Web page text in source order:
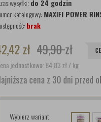
wysyłki: do 24 godzin
katalogowy: MAXIFI POWER
brak
zł 49,90zł
jednostkowa: 84,83zł/ kg
cena z 30 dni przed
Wybierz wariant: